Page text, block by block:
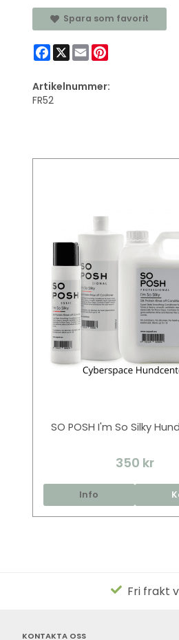
Spara som favorit
Facebook
X Email
Artikelnummer:
FR52
SO POSH I'm So Silky
350 kr
Info
Fri frakt
KONTAKTA OSS